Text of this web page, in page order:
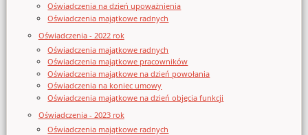
Oświadczenia na dzień upoważnienia
Oświadczenia majątkowe radnych
Oświadczenia - 2022 rok
Oświadczenia majątkowe radnych
Oświadczenia majątkowe pracowników
Oświadczenia majątkowe na dzień powołania
Oświadczenia na koniec umowy
Oświadczenia majątkowe na dzień objęcia funkcji
Oświadczenia - 2023 rok
Oświadczenia majątkowe radnych